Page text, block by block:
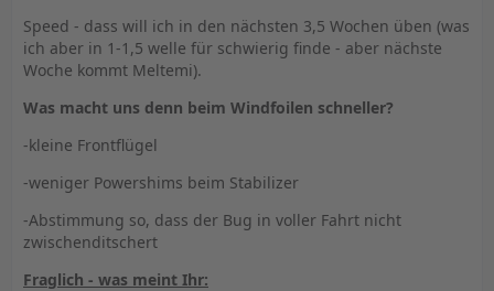
Speed - dass will ich in den nächsten 3,5 Wochen üben (was
ich aber in 1-1,5 welle für schwierig finde - aber nächste
Woche kommt Meltemi).
Was macht uns denn beim Windfoilen schneller?
-kleine Frontflügel
-weniger Powershims beim Stabilizer
-Abstimmung so, dass der Bug in voller Fahrt nicht
zwischenditschert
Fraglich - was meint Ihr: